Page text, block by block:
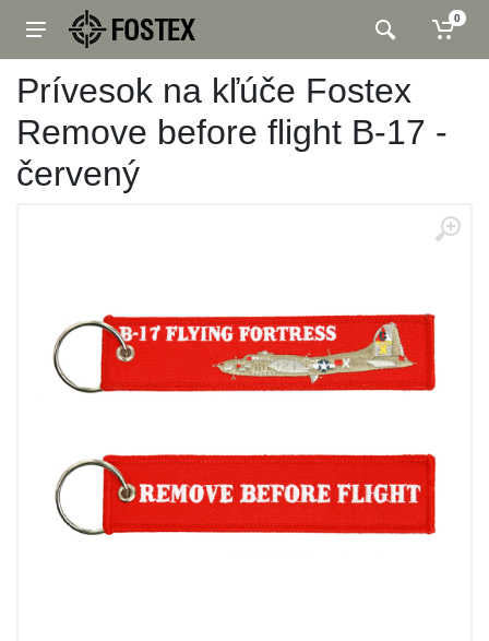
0
Prívesok na kľúče Fostex
Remove before flight B-17 -
červený